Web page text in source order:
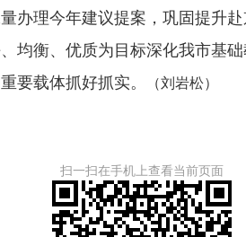
理今年建议提案，巩固提升赴
均衡、优质为目标深化我市基
要载体抓好抓实。
（刘岩松）
扫一扫在手机上查看当前页面